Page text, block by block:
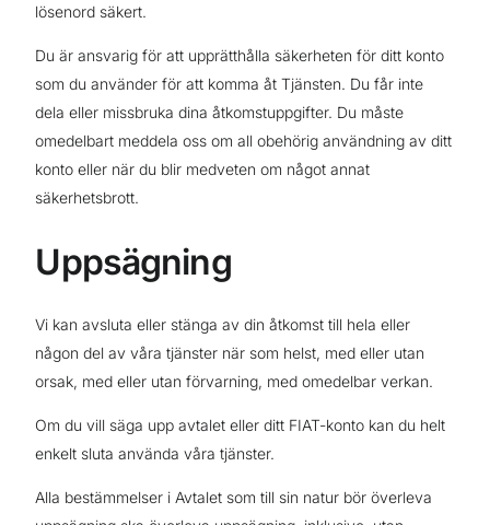
lösenord säkert.
Du är ansvarig för att upprätthålla säkerheten för ditt konto
som du använder för att komma åt Tjänsten. Du får inte
dela eller missbruka dina åtkomstuppgifter. Du måste
omedelbart meddela oss om all obehörig användning av ditt
konto eller när du blir medveten om något annat
säkerhetsbrott.
Uppsägning
Vi kan avsluta eller stänga av din åtkomst till hela eller
någon del av våra tjänster när som helst, med eller utan
orsak, med eller utan förvarning, med omedelbar verkan.
Om du vill säga upp avtalet eller ditt FIAT-konto kan du helt
enkelt sluta använda våra tjänster.
Alla bestämmelser i Avtalet som till sin natur bör överleva